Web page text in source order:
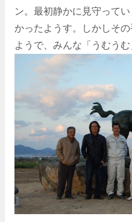
ン。最初静かに見守って
かったようす。しかしそ
ようで、みんな「うむう